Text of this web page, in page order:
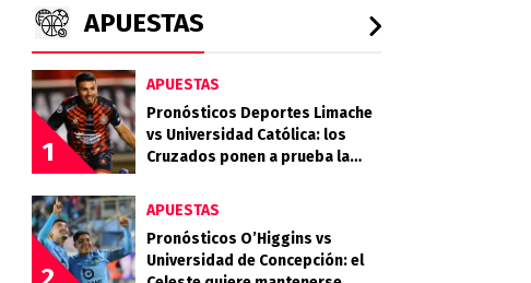
APUESTAS
1
APUESTAS
Pronósticos Deportes Limache
vs Universidad Católica: los
Cruzados ponen a prueba la
Mecánico
APUESTAS
Pronósticos O’Higgins vs
Universidad de Concepción: el